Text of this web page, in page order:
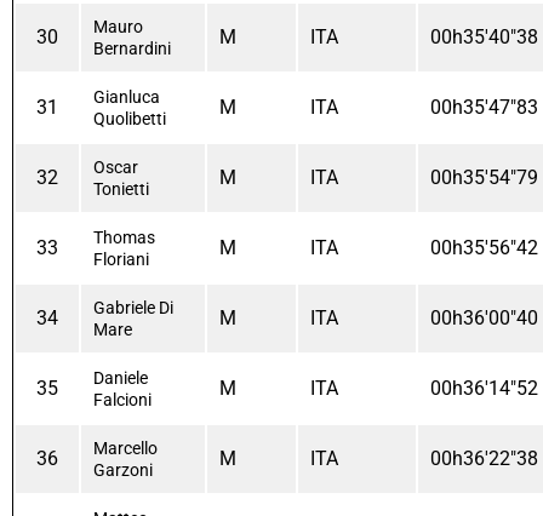
30
Mauro
Bernardini
M ITA 00h35'40"38
31
Gianluca
Quolibetti
M ITA 00h35'47"83
32
Oscar
Tonietti
M ITA 00h35'54"79
33
Thomas
Floriani
M ITA 00h35'56"42
34
Gabriele Di
Mare
M ITA 00h36'00"40
35
Daniele
Falcioni
M ITA 00h36'14"52
36
Marcello
Garzoni
M ITA 00h36'22"38